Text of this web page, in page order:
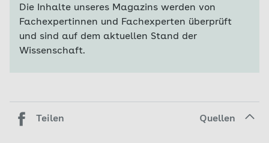
Die Inhalte unseres Magazins werden von
Fachexpertinnen und Fachexperten überprüft
und sind auf dem aktuellen Stand der
Wissenschaft.
Teilen Quellen